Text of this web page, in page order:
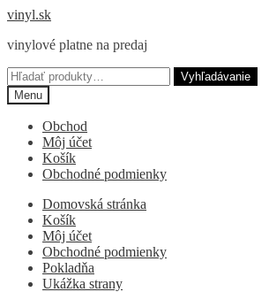
Preskočiť
navigáciu
Preskočiť
obsah
vinyl.sk
vinylové platne na predaj
Hľadať:
Vyhľadávanie
Menu
Obchod
Môj účet
Košík
Obchodné podmienky
Domovská stránka
Košík
Môj účet
Obchodné podmienky
Pokladňa
Ukážka strany